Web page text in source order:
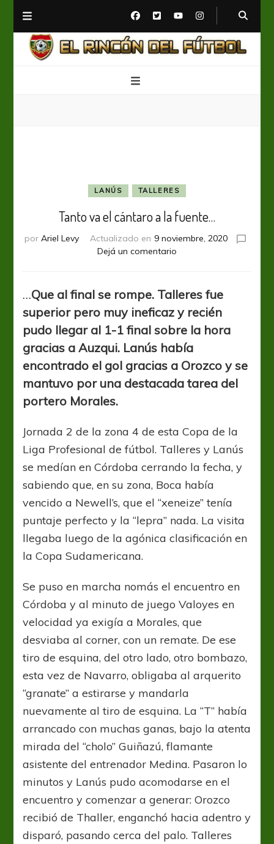
LANÚS TALLERES
Tanto va el cántaro a la fuente…
por Ariel Levy Actualizado en 9 noviembre, 2020
Dejá un comentario
el
cántaro
a
la
fuente…
…Que al final se rompe. Talleres fue
superior pero muy ineficaz y recién
pudo llegar al 1-1 final sobre la hora
gracias a Auzqui. Lanús había
encontrado el gol gracias a Orozco y se
mantuvo por una destacada tarea del
portero Morales.
Jornada 2 de la zona 4 de esta Copa de la
Liga Profesional de fútbol. Talleres y Lanús
se medían en Córdoba cerrando la fecha, y
sabiendo que, en su zona, Boca había
vencido a Newell’s, que el “xeneize” tenía
puntaje perfecto y la “lepra” nada. La visita
llegaba luego de la agónica clasificación en
la Copa Sudamericana.
Se puso en marcha nomás el encuentro en
Córdoba y al minuto de juego Valoyes en
velocidad ya exigía a Morales, que
desviaba al corner, con un remate. De ese
tiro de esquina, del otro lado, otro bombazo,
esta vez de Navarro, obligaba al arquerito
“granate” a estirarse y mandarla
nuevamente al tiro de esquina. La “T” había
arrancado con muchas ganas, bajo la atenta
mirada del “cholo” Guiñazú, flamante
asistente del entrenador Medina. Pasaron lo
minutos y Lanús pudo acomodarse en el
encuentro y comenzar a generar: Orozco
recibió de Thaller, enganchó hacia adentro y
disparó, pasando cerca del palo. Talleres